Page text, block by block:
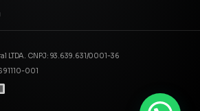
LTDA. CNPJ: 93.639.631/0001-36
91110-001